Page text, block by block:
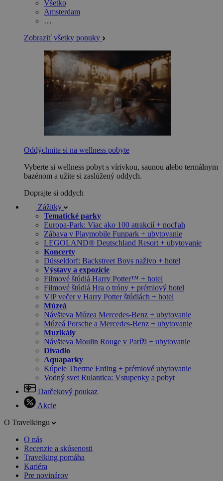
Všetko
Amsterdam
…
Zobraziť všetky ponuky
Oddýchnite si na wellness pobyte
Vyberte si wellness pobyt s vírivkou, saunou alebo termálnym
bazénom a užite si zaslúžený oddych.
Doprajte si oddych
Zážitky
Tematické parky
Europa-Park: Viac ako 100 atrakcií + nocľah
Zábava v Playmobile Funpark + ubytovanie
LEGOLAND® Deutschland Resort + ubytovanie
Koncerty
Düsseldorf: Backstreet Boys naživo + hotel
Výstavy a expozície
Filmové štúdiá Harry Potter™ + hotel
Filmové štúdiá Hra o tróny + prémiový hotel
VIP večer v Harry Potter štúdiách + hotel
Múzeá
Návšteva Múzea Mercedes-Benz + ubytovanie
Múzeá Porsche a Mercedes-Benz + ubytovanie
Muzikály
Návšteva Moulin Rouge v Paríži + ubytovanie
Divadlo
Aquaparky
Kúpele Therme Erding + prémiové ubytovanie
Vodný svet Rulantica: Vstupenky a pobyt
Darčekový poukaz
Akcie
O Travelkingu
O nás
Recenzie a skúsenosti
Travelking pomáha
Kariéra
Pre novinárov